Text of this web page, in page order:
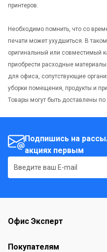
принтеров.
Необходимо помнить, что со
печати может ухудшиться. В
оригинальный или совместимый
приобрести расходные
для офиса, сопутствующие
уборки помещения, продукты и
Товары могут быть доставлены
Подпишись на
акциях первым
Офис Эксперт
Покупателям